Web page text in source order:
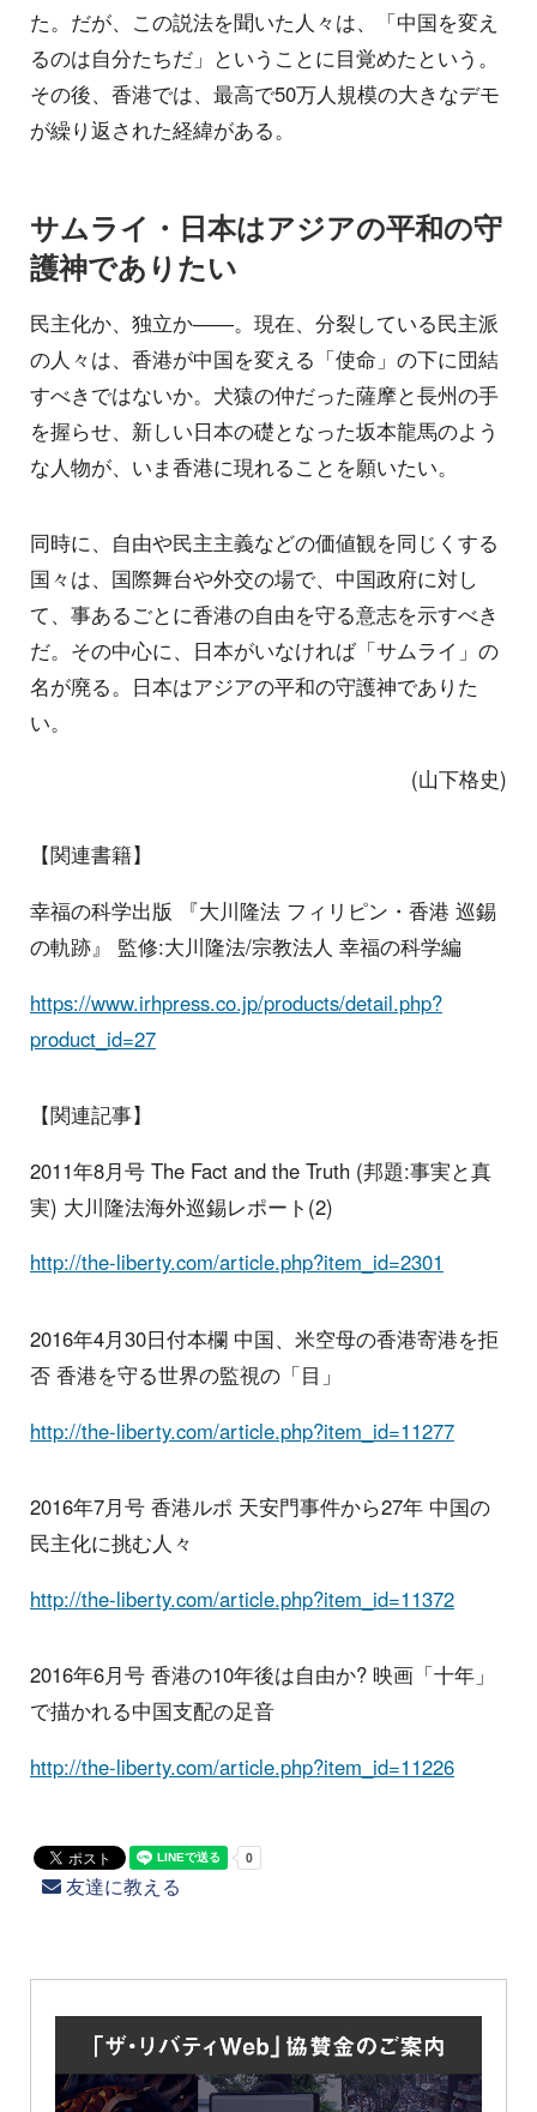
た。だが、この説法を聞いた人々は、「中国を変え
るのは自分たちだ」ということに目覚めたという。
その後、香港では、最高で50万人規模の大きなデモ
が繰り返された経緯がある。
サムライ・日本はアジアの平和の守
護神でありたい
民主化か、独立か――。現在、分裂している民主派
の人々は、香港が中国を変える「使命」の下に団結
すべきではないか。犬猿の仲だった薩摩と長州の手
を握らせ、新しい日本の礎となった坂本龍馬のよう
な人物が、いま香港に現れることを願いたい。
同時に、自由や民主主義などの価値観を同じくする
国々は、国際舞台や外交の場で、中国政府に対し
て、事あるごとに香港の自由を守る意志を示すべき
だ。その中心に、日本がいなければ「サムライ」の
名が廃る。日本はアジアの平和の守護神でありた
い。
(山下格史)
【関連書籍】
幸福の科学出版 『大川隆法 フィリピン・香港 巡錫
の軌跡』 監修:大川隆法/宗教法人 幸福の科学編
https://www.irhpress.co.jp/products/detail.php?
product_id=27
【関連記事】
2011年8月号 The Fact and the Truth (邦題:事実と真
実) 大川隆法海外巡錫レポート(2)
http://the-liberty.com/article.php?item_id=2301
2016年4月30日付本欄 中国、米空母の香港寄港を拒
否 香港を守る世界の監視の「目」
http://the-liberty.com/article.php?item_id=11277
2016年7月号 香港ルポ 天安門事件から27年 中国の
民主化に挑む人々
http://the-liberty.com/article.php?item_id=11372
2016年6月号 香港の10年後は自由か? 映画「十年」
で描かれる中国支配の足音
http://the-liberty.com/article.php?item_id=11226
友達に教える